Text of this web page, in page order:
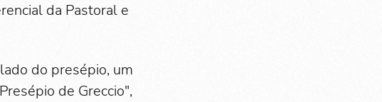
da Pastoral e
do presépio, um
de Greccio",